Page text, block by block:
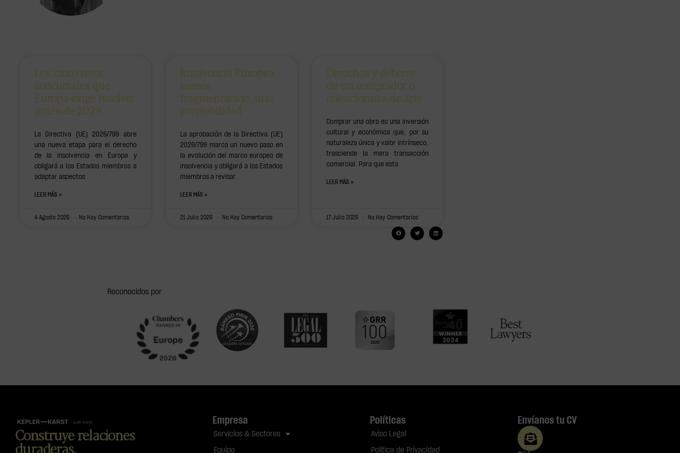
Los cinco retos
concursales que
Europa exige resolver
antes de 2029
La Directiva (UE) 2026/799 abre
una nueva etapa para el derecho
de la insolvencia en Europa y
obligará a los Estados miembros a
adaptar aspectos
LEER MÁS »
4 Agosto 2026 No Hay Comentarios
Insolvencia Europea:
menos
fragmentación, más
previsibilidad
La aprobación de la Directiva (UE)
2026/799 marca un nuevo paso en
la evolución del marco europeo de
insolvencia y obligará a los Estados
miembros a revisar
LEER MÁS »
21 Julio 2026 No Hay Comentarios
Derechos y deberes
de un comprador o
coleccionista de arte
Comprar una obra es una inversión
cultural y económica que, por su
naturaleza única y valor intrínseco,
trasciende la mera transacción
comercial. Para que esta
LEER MÁS »
17 Julio 2026 No Hay Comentarios
Reconocidos por
Construye relaciones
duraderas.
Empresa
Servicios & Sectores
Equipo
Políticas
Aviso Legal
Política de Privacidad
Envíanos tu CV